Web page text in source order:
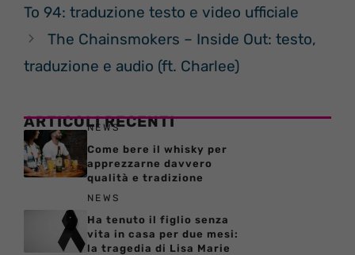
To 94: traduzione testo e video ufficiale
The Chainsmokers – Inside Out: testo,
traduzione e audio (ft. Charlee)
ARTICOLI RECENTI
NEWS
Come bere il whisky per
apprezzarne davvero
qualità e tradizione
NEWS
Ha tenuto il figlio senza
vita in casa per due mesi:
la tragedia di Lisa Marie